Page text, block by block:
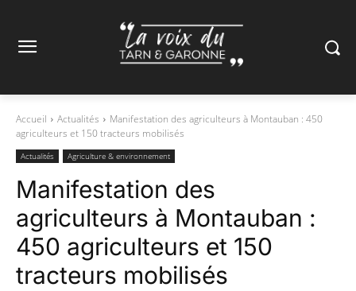
Accueil Actualités
Manifestation des agriculteurs à Montauban : 450
agriculteurs et 150 tracteurs mobilisés
Actualités Agriculture & environnement
Manifestation des
agriculteurs à Montauban :
450 agriculteurs et 150
tracteurs mobilisés